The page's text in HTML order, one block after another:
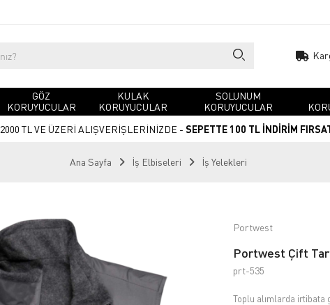
GÖZ
KORUYUCULAR
KULAK
KORUYUCULAR
SOLUNUM
KORUYUCULAR
2000 TL VE ÜZERİ ALIŞVERİŞLERİNİZDE - SEPETTE 100 TL İNDİRİM
Ana Sayfa İş Elbiseleri İş Yelekleri
Portwest
Portwest Çift
prt-535
Toplu alımlarda irtibata